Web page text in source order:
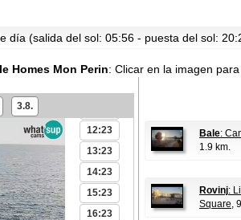
día (salida del sol: 05:56 - puesta del sol:
Homes Mon Perin: Clicar en la imagen
3.8.
09:23
12:23
13:23
14:23
15:23
16:23
Bale:
1.9 km.
Rovinj:
Square,